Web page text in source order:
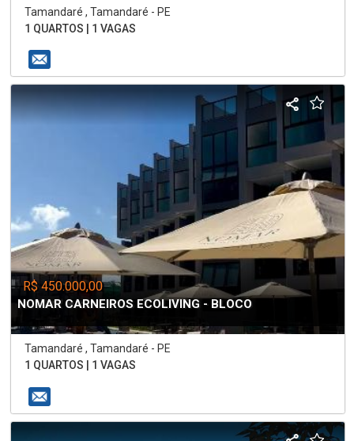
Tamandaré , Tamandaré - PE
1 QUARTOS | 1 VAGAS
R$ 450.000,00
NOMAR CARNEIROS ECOLIVING - BLOCO
Tamandaré , Tamandaré - PE
1 QUARTOS | 1 VAGAS